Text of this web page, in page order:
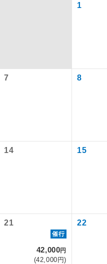
1
7 8
14 15
21
催行
42,000円
(42,000円)
22
訪ねるコー